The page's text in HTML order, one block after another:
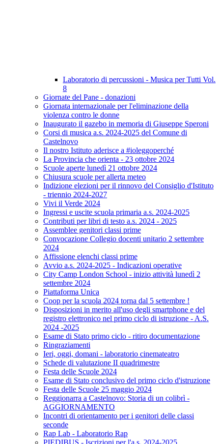
Laboratorio di percussioni - Musica per Tutti Vol.
8
Giornate del Pane - donazioni
Giornata internazionale per l'eliminazione della
violenza contro le donne
Inaugurato il gazebo in memoria di Giuseppe Speroni
Corsi di musica a.s. 2024-2025 del Comune di
Castelnovo
Il nostro Istituto aderisce a #ioleggoperché
La Provincia che orienta - 23 ottobre 2024
Scuole aperte lunedì 21 ottobre 2024
Chiusura scuole per allerta meteo
Indizione elezioni per il rinnovo del Consiglio d'Istituto
- triennio 2024-2027
Vivi il Verde 2024
Ingressi e uscite scuola primaria a.s. 2024-2025
Contributi per libri di testo a.s. 2024 - 2025
Assemblee genitori classi prime
Convocazione Collegio docenti unitario 2 settembre
2024
Affissione elenchi classi prime
Avvio a.s. 2024-2025 - Indicazioni operative
City Camp London School - inizio attività lunedì 2
settembre 2024
Piattaforma Unica
Coop per la scuola 2024 torna dal 5 settembre !
Disposizioni in merito all'uso degli smartphone e del
registro elettronico nel primo ciclo di istruzione - A.S.
2024 -2025
Esame di Stato primo ciclo - ritiro documentazione
Ringraziamenti
Ieri, oggi, domani - laboratorio cinemateatro
Schede di valutazione II quadrimestre
Festa delle Scuole 2024
Esame di Stato conclusivo del primo ciclo d'istruzione
Festa delle Scuole 25 maggio 2024
Reggionarra a Castelnovo: Storia di un colibrì -
AGGIORNAMENTO
Incontri di orientamento per i genitori delle classi
seconde
Rap Lab - Laboratorio Rap